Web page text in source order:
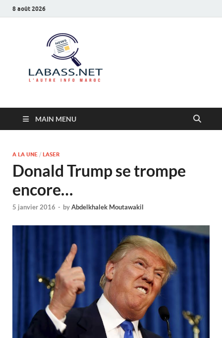
8 août 2026
MAIN MENU
A LA UNE / LASER
Donald Trump se trompe
encore…
5 janvier 2016 - byAbdelkhalek Moutawakil